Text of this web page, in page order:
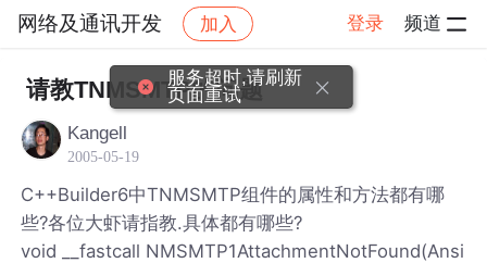
网络及通讯开发 加入 登录 频道
社区 网络及通讯开发 帖子详情
请教TNMSMTP的问题
Kangell
2005-05-19
C++Builder6中TNMSMTP组件的属性和方法都有哪
些?各位大虾请指教.具体都有哪些?
void __fastcall NMSMTP1AttachmentNotFound(Ansi
服务超时,请刷新
页面重试